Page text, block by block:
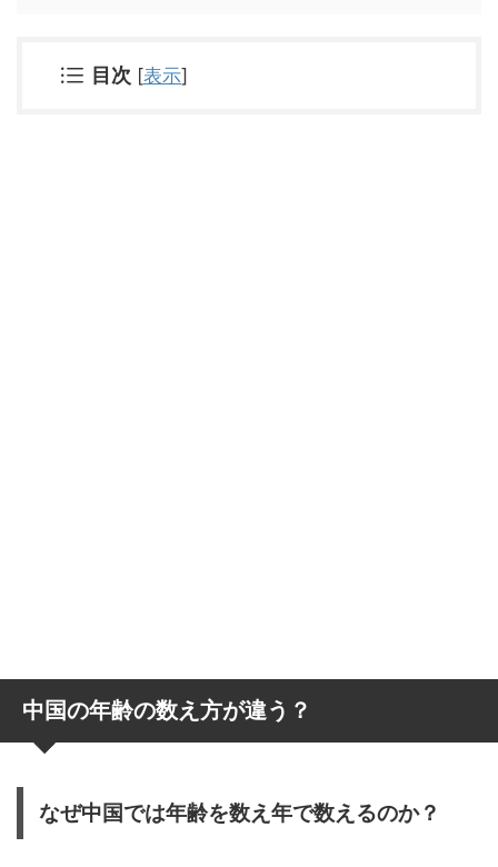
目次 [表示]
中国の年齢の数え方が違う？
なぜ中国では年齢を数え年で数えるのか？